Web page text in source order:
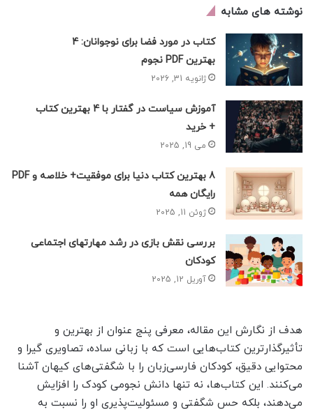
نوشته های مشابه
کتاب در مورد فضا برای نوجوانان: 4
بهترین PDF نجوم
ژانویه 31, 2026
آموزش سیاست در گفتار با 4 بهترین کتاب
+ خرید
می 19, 2025
8 بهترین کتاب دنیا برای موفقیت+ خلاصه و PDF
رایگان همه
ژوئن 11, 2025
بررسی نقش بازی در رشد مهارتهای اجتماعی
کودکان
آوریل 12, 2025
هدف از نگارش این مقاله، معرفی پنج عنوان از بهترین و
تأثیرگذارترین کتاب‌هایی است که با زبانی ساده، تصاویری گیرا و
محتوایی دقیق، کودکان فارسی‌زبان را با شگفتی‌های کیهان آشنا
می‌کنند. این کتاب‌ها، نه تنها دانش نجومی کودک را افزایش
می‌دهند، بلکه حس شگفتی و مسئولیت‌پذیری او را نسبت به